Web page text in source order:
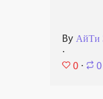
ByАйТи
⋅
0 ⋅ 0